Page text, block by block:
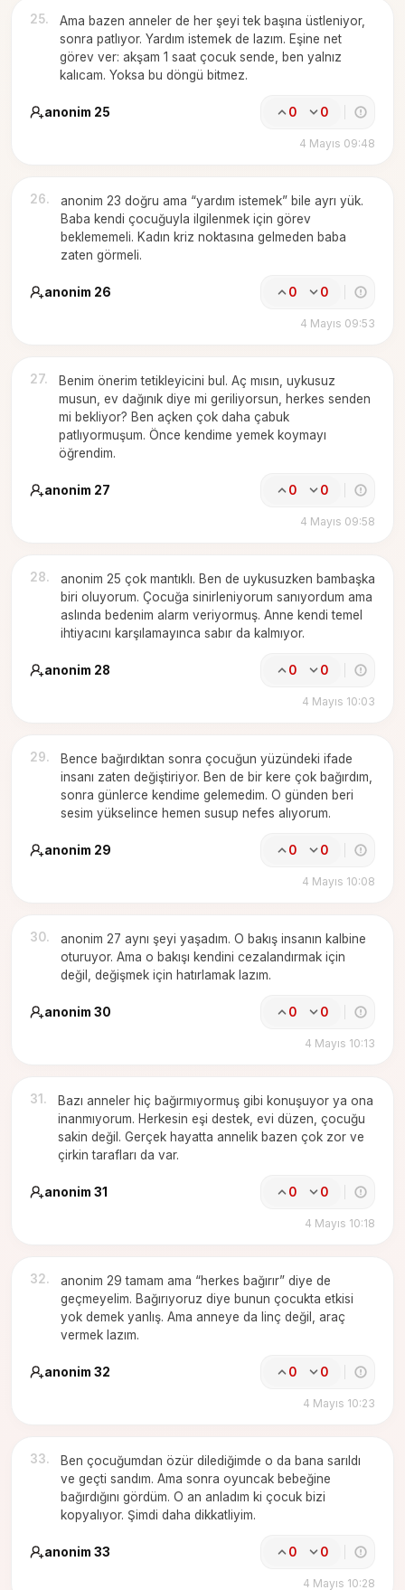
25.
Ama bazen anneler de her şeyi tek başına üstleniyor,
sonra patlıyor. Yardım istemek de lazım. Eşine net
görev ver: akşam 1 saat çocuk sende, ben yalnız
kalıcam. Yoksa bu döngü bitmez.
anonim 25 0 0
4 Mayıs 09:48
26.
anonim 23 doğru ama “yardım istemek” bile ayrı yük.
Baba kendi çocuğuyla ilgilenmek için görev
beklememeli. Kadın kriz noktasına gelmeden baba
zaten görmeli.
anonim 26 0 0
4 Mayıs 09:53
27.
Benim önerim tetikleyicini bul. Aç mısın, uykusuz
musun, ev dağınık diye mi geriliyorsun, herkes senden
mi bekliyor? Ben açken çok daha çabuk
patlıyormuşum. Önce kendime yemek koymayı
öğrendim.
anonim 27 0 0
4 Mayıs 09:58
28.
anonim 25 çok mantıklı. Ben de uykusuzken bambaşka
biri oluyorum. Çocuğa sinirleniyorum sanıyordum ama
aslında bedenim alarm veriyormuş. Anne kendi temel
ihtiyacını karşılamayınca sabır da kalmıyor.
anonim 28 0 0
4 Mayıs 10:03
29.
Bence bağırdıktan sonra çocuğun yüzündeki ifade
insanı zaten değiştiriyor. Ben de bir kere çok bağırdım,
sonra günlerce kendime gelemedim. O günden beri
sesim yükselince hemen susup nefes alıyorum.
anonim 29 0 0
4 Mayıs 10:08
30.
anonim 27 aynı şeyi yaşadım. O bakış insanın kalbine
oturuyor. Ama o bakışı kendini cezalandırmak için
değil, değişmek için hatırlamak lazım.
anonim 30 0 0
4 Mayıs 10:13
31 .
Bazı anneler hiç bağırmıyormuş gibi konuşuyor ya ona
inanmıyorum. Herkesin eşi destek, evi düzen, çocuğu
sakin değil. Gerçek hayatta annelik bazen çok zor ve
çirkin tarafları da var.
anonim 31 0 0
4 Mayıs 10:18
32.
anonim 29 tamam ama “herkes bağırır” diye de
geçmeyelim. Bağırıyoruz diye bunun çocukta etkisi
yok demek yanlış. Ama anneye da linç değil, araç
vermek lazım.
anonim 32 0 0
4 Mayıs 10:23
33.
Ben çocuğumdan özür dilediğimde o da bana sarıldı
ve geçti sandım. Ama sonra oyuncak bebeğine
bağırdığını gördüm. O an anladım ki çocuk bizi
kopyalıyor. Şimdi daha dikkatliyim.
anonim 33 0 0
4 Mayıs 10:28